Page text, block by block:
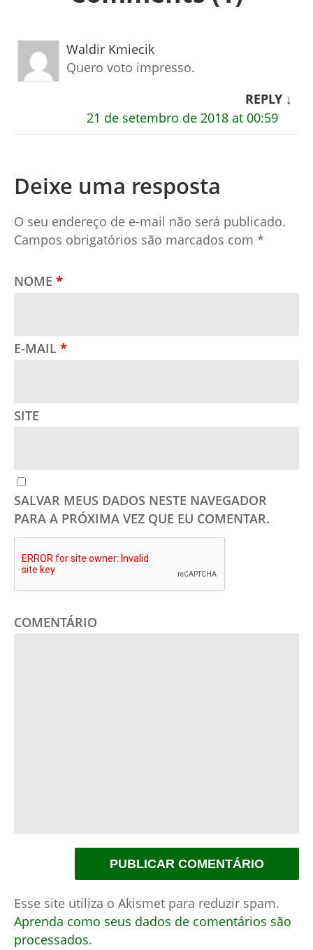
Waldir Kmiecik
Quero voto impresso.
REPLY ↓
21 de setembro de 2018 at 00:59
Deixe uma resposta
O seu endereço de e-mail não será publicado.
Campos obrigatórios são marcados com *
NOME *
E-MAIL *
SITE
SALVAR MEUS DADOS NESTE NAVEGADOR
PARA A PRÓXIMA VEZ QUE EU COMENTAR.
COMENTÁRIO
Esse site utiliza o Akismet para reduzir spam.
Aprenda como seus dados de comentários são
processados.